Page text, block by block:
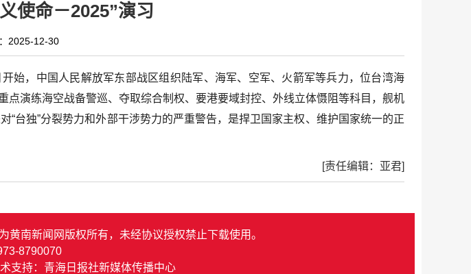
使命－2025”演习
2025-12-30
始，中国人民解放军东部战区组织陆军、海军、空军、火箭军等兵力，位台湾海
点演练海空战备警巡、夺取综合制权、要港要域封控、外线立体慑阻等科目，舰机
台独”分裂势力和外部干涉势力的严重警告，是捍卫国家主权、维护国家统一的正
[责任编辑：亚君]
南新闻网版权所有，未经协议授权禁止下载使用。
8790070
支持：青海日报社新媒体传播中心